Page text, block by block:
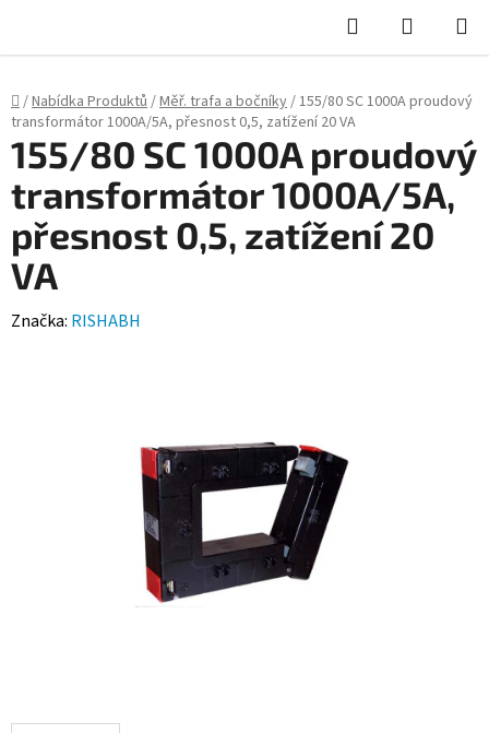
Hledat
KOŠÍK
Domů
/Nabídka Produktů /Měř. trafa a bočníky/155/80 SC 1000A proudový
transformátor 1000A/5A, přesnost 0,5, zatížení 20 VA
155/80 SC 1000A proudový
transformátor 1000A/5A,
přesnost 0,5, zatížení 20
VA
Značka: RISHABH